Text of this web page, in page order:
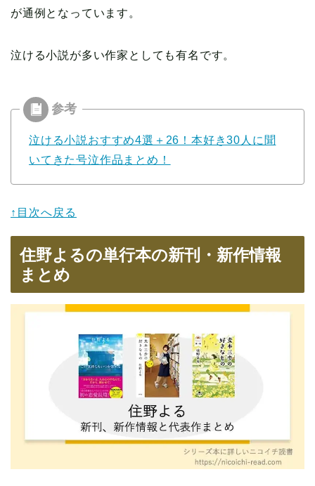
が通例となっています。
泣ける小説が多い作家としても有名です。
泣ける小説おすすめ4選＋26！本好き30人に聞
いてきた号泣作品まとめ！
↑目次へ戻る
住野よるの単行本の新刊・新作情報
まとめ